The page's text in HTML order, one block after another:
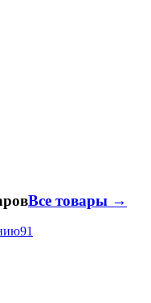
Все товары →
91